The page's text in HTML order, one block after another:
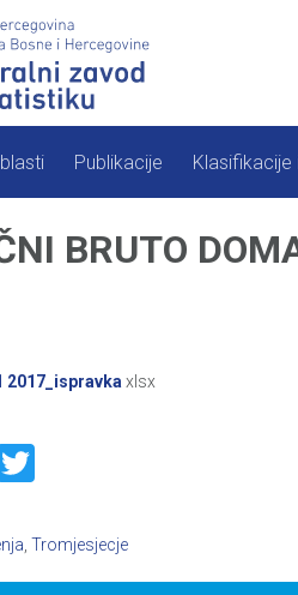
Publikacije
BRUTO
2017_ispravka xlsx
Tromjesjecje